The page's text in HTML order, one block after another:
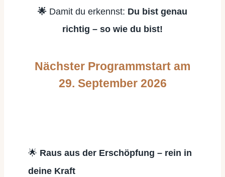
🌟 Damit du erkennst: Du bist genau
richtig – so wie du bist!
Nächster Programmstart am
29. September 2026
🌟 Raus aus der Erschöpfung – rein in
deine Kraft